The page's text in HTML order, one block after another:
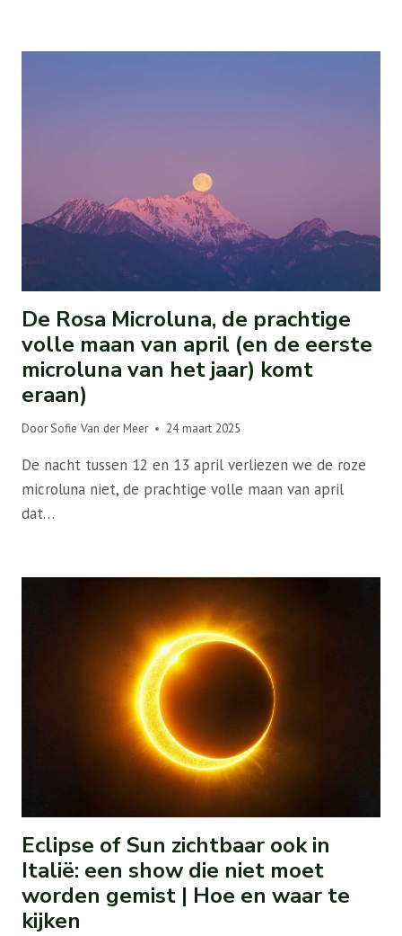
De Rosa Microluna, de prachtige
volle maan van april (en de eerste
microluna van het jaar) komt
eraan)
DoorSofie Van der Meer 24 maart 2025
De nacht tussen 12 en 13 april verliezen we de roze
microluna niet, de prachtige volle maan van april
dat…
Eclipse of Sun zichtbaar ook in
Italië: een show die niet moet
worden gemist | Hoe en waar te
kijken